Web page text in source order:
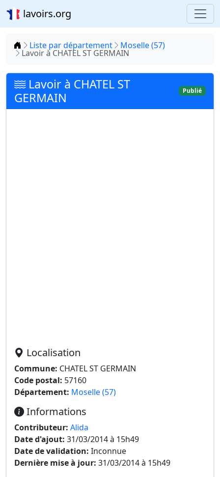
lavoirs.org
Accueil
Liste par département Moselle (57)
Lavoir à CHATEL ST GERMAIN
Lavoir à CHATEL ST
GERMAIN
Publié
Localisation
Commune: CHATEL ST GERMAIN
Code postal: 57160
Département: Moselle (57)
Informations
Contributeur: Alida
Date d'ajout: 31/03/2014 à 15h49
Date de validation: Inconnue
Dernière mise à jour: 31/03/2014 à 15h49